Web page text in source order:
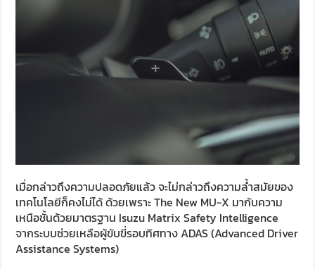
เมื่อกล่าวถึงความปลอดภัยแล้ว จะไม่กล่าวถึงความล้ำสมัยของ
เทคโนโลยีก็คงไม่ได้ ด้วยเพราะ The New MU-X มากับความ
เหนือชั้นด้วยมาตรฐาน Isuzu Matrix Safety Intelligence
จากระบบช่วยเหลือผู้ขับขี่รอบทิศทาง ADAS (Advanced Driver
Assistance Systems)